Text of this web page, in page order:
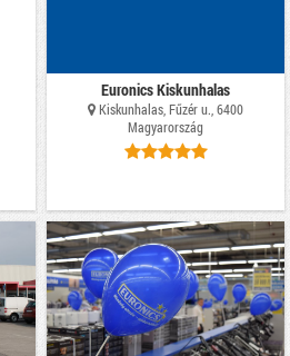
Euronics Kiskunhalas
Kiskunhalas, Fűzér u., 6400
Magyarország